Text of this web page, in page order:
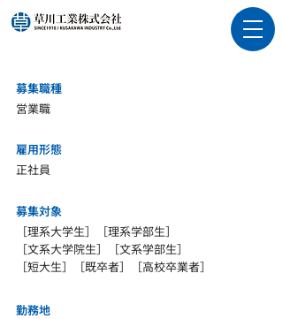
募集職種
営業職
雇用形態
正社員
募集対象
［理系大学生］［理系学部生］
［文系大学院生］［文系学部生］
［短大生］［既卒者］［高校卒業者］
勤務地